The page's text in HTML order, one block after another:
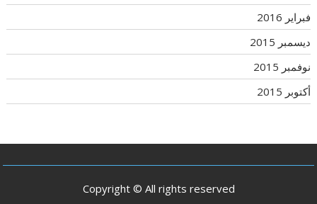
فبراير 2016
ديسمبر 2015
نوفمبر 2015
أكتوبر 2015
Copyright © All rights reserved